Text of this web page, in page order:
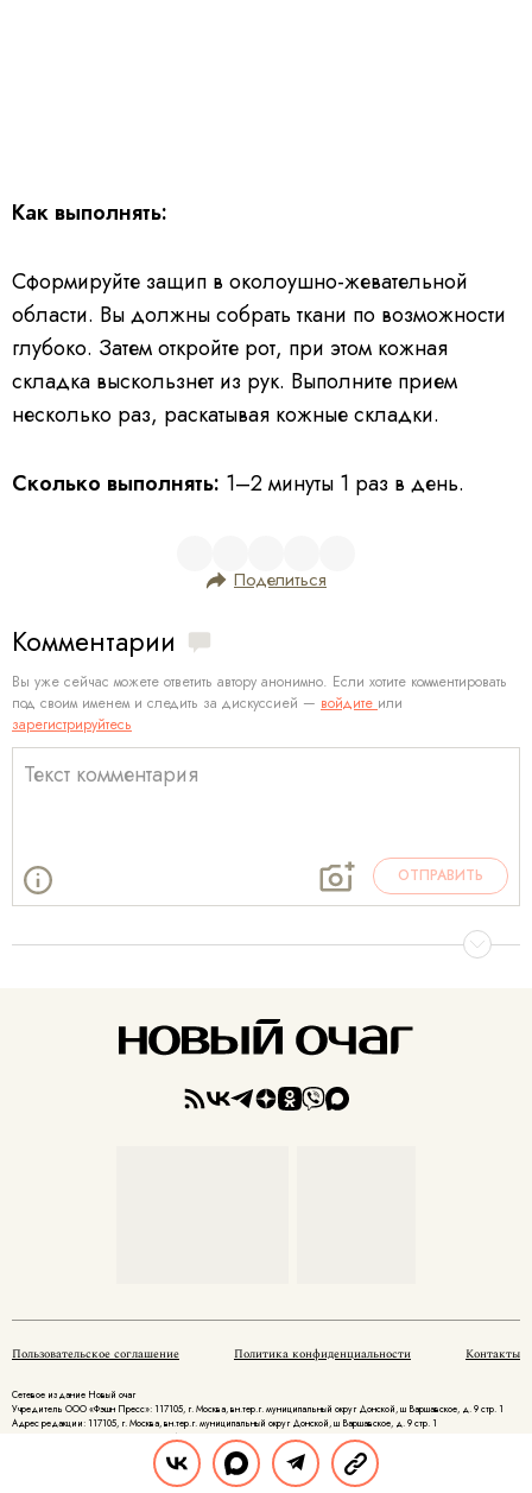
Как выполнять:
Сформируйте защип в околоушно-жевательной
области. Вы должны собрать ткани по возможности
глубоко. Затем откройте рот, при этом кожная
складка выскользнет из рук. Выполните прием
несколько раз, раскатывая кожные складки.
Сколько выполнять: 1–2 минуты 1 раз в день.
Поделиться
Комментарии
Вы уже сейчас можете ответить автору анонимно. Если хотите комментировать
под своим именем и следить за дискуссией — войдите или
зарегистрируйтесь
ОТПРАВИТЬ
Пользовательское соглашение Политика конфиденциальности Контакты
Сетевое издание Новый очаг
Учредитель ООО «Фэшн Пресс»: 117105, г. Москва, вн.тер.г. муниципальный округ Донской, ш Варшавское, д. 9 стр. 1
Адрес редакции: 117105, г. Москва, вн.тер.г. муниципальный округ Донской, ш Варшавское, д. 9 стр. 1
Главный редактор: Родикова Наталья Александровна
Адрес электронной почты редакции: info@novochag.ru
Номер телефона редакции: +7 (495) 252-09-99
Знак информационной продукции: 16+